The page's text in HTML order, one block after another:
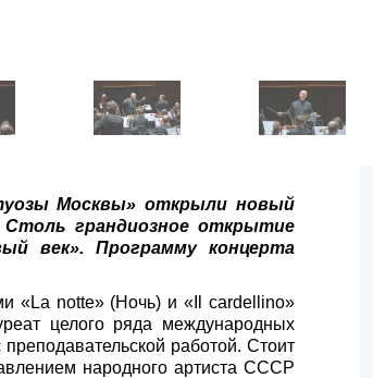
Москвы» открыли новый
Столь грандиозное открытие
век». Программу концерта
«La notte» (Ночь) и «Il cardellino»
целого ряда международных
работой. Стоит
народного артиста СССР